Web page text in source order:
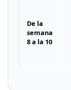
De la
semana
8 a la 10